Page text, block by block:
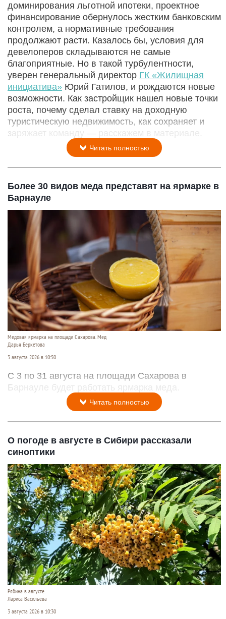
доминирования льготной ипотеки, проектное
финансирование обернулось жестким банковским
контролем, а нормативные требования
продолжают расти. Казалось бы, условия для
девелоперов складываются не самые
благоприятные. Но в такой турбулентности,
уверен генеральный директор ГК «Жилищная
инициатива» Юрий Гатилов, и рождаются новые
возможности. Как застройщик нашел новые точки
роста, почему сделал ставку на доходную
туристическую недвижимость, как сохраняет и
заряжает команду — расскажем в материале.
Читать полностью
Более 30 видов меда представят на ярмарке в
Барнауле
Медовая ярмарка на площади Сахарова. Мед
Дарья Беркетова
3 августа 2026 в 10:50
С 3 по 31 августа на площади Сахарова в
Барнауле будет работать ярмарка меда.
Читать полностью
О погоде в августе в Сибири рассказали
синоптики
Рябина в августе.
Лариса Васильева
3 августа 2026 в 10:30